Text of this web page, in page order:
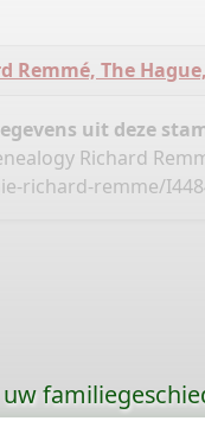
Remmé, The
uit deze
Richard
richard-remme/
uw